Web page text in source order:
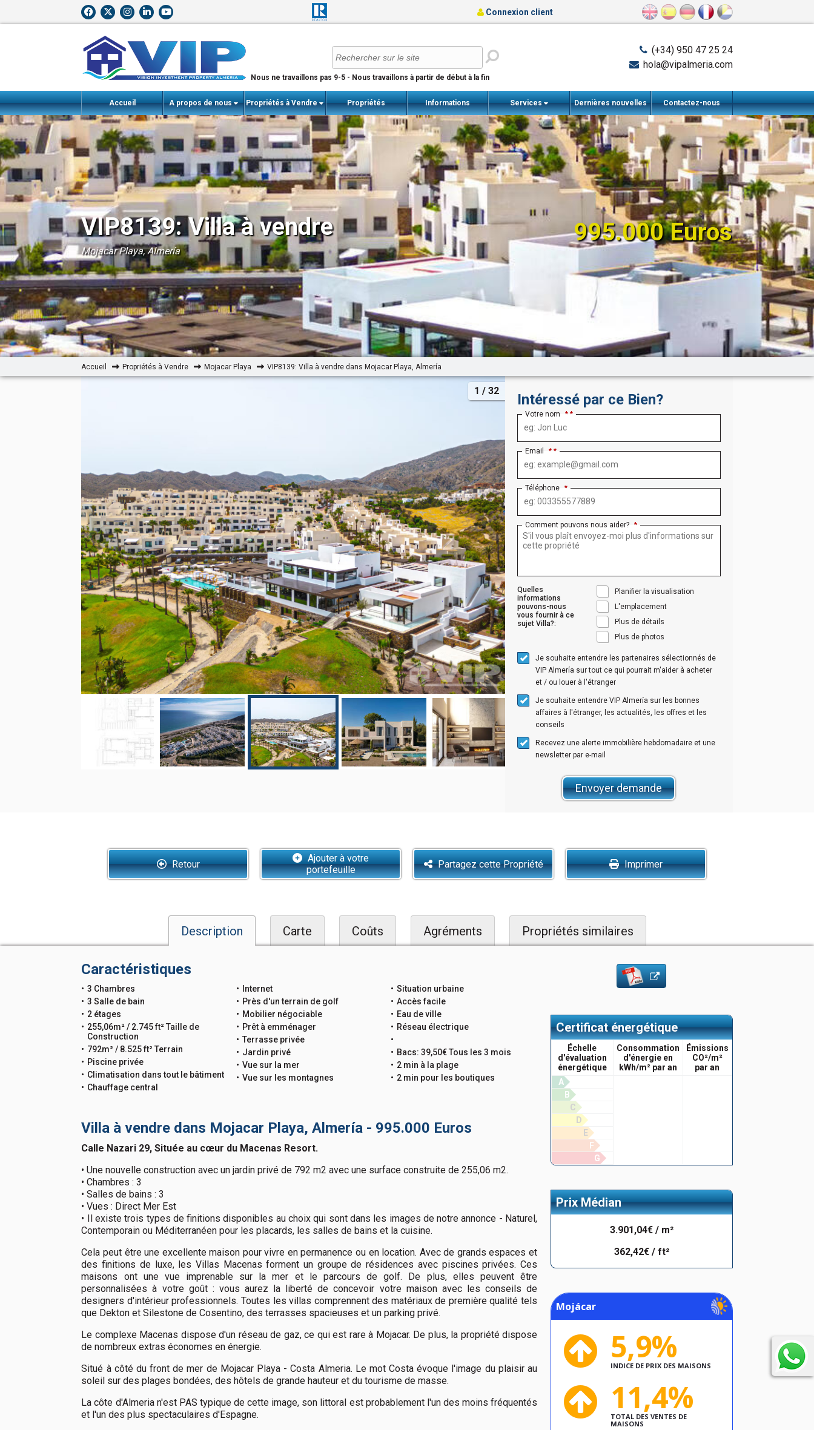
Nous ne travaillons pas 9-5 - Nous travaillons à partir de début à la fin
(+34) 950 47 25 24
hola@vipalmeria.com
Connexion client
Accueil A propos de nous Propriétés à Vendre Propriétés
récemment vendues
Informations
importantes
Services Dernières nouvelles Contactez-nous
VIP8139: Villa à vendre
Mojacar Playa, Almería
995.000 Euros
Accueil Propriétés à Vendre Mojacar Playa VIP8139: Villa à vendre dans Mojacar Playa, Almería
1 / 32
Intéressé par ce Bien?
Votre nom *
Email *
Téléphone *
Comment pouvons nous aider? *
Quelles
informations
pouvons-nous
vous fournir à ce
sujet Villa?:
Planifier la visualisation
L'emplacement
Plus de détails
Plus de photos
Je souhaite entendre les partenaires sélectionnés de
VIP Almería sur tout ce qui pourrait m'aider à acheter
et / ou louer à l'étranger
Je souhaite entendre VIP Almería sur les bonnes
affaires à l'étranger, les actualités, les offres et les
conseils
Recevez une alerte immobilière hebdomadaire et une
newsletter par e-mail
Envoyer demande
Retour
Ajouter à votre
portefeuille
Partagez cette Propriété Imprimer
Description Carte Coûts Agréments Propriétés similaires
Caractéristiques
3 Chambres
3 Salle de bain
2 étages
255,06m² / 2.745 ft² Taille de
Construction
792m² / 8.525 ft² Terrain
Piscine privée
Climatisation dans tout le bâtiment
Chauffage central
Internet
Près d'un terrain de golf
Mobilier négociable
Prêt à emménager
Terrasse privée
Jardin privé
Vue sur la mer
Vue sur les montagnes
Situation urbaine
Accès facile
Eau de ville
Réseau électrique
Bacs: 39,50€ Tous les 3 mois
2 min à la plage
2 min pour les boutiques
Villa à vendre dans Mojacar Playa, Almería - 995.000 Euros
Calle Nazari 29, Située au cœur du Macenas Resort.
• Une nouvelle construction avec un jardin privé de 792 m2 avec une surface construite de 255,06 m2.
• Chambres : 3
• Salles de bains : 3
• Vues : Direct Mer Est
• Il existe trois types de finitions disponibles au choix qui sont dans les images de notre annonce - Naturel,
Contemporain ou Méditerranéen pour les placards, les salles de bains et la cuisine.
Cela peut être une excellente maison pour vivre en permanence ou en location. Avec de grands espaces et
des finitions de luxe, les Villas Macenas forment un groupe de résidences avec piscines privées. Ces
maisons ont une vue imprenable sur la mer et le parcours de golf. De plus, elles peuvent être
personnalisées à votre goût : vous aurez la liberté de concevoir votre maison avec les conseils de
designers d'intérieur professionnels. Toutes les villas comprennent des matériaux de première qualité tels
que Dekton et Silestone de Cosentino, des terrasses spacieuses et un parking privé.
Le complexe Macenas dispose d'un réseau de gaz, ce qui est rare à Mojacar. De plus, la propriété dispose
de nombreux extras économes en énergie.
Situé à côté du front de mer de Mojacar Playa - Costa Almeria. Le mot Costa évoque l'image du plaisir au
soleil sur des plages bondées, des hôtels de grande hauteur et du tourisme de masse.
La côte d'Almeria n'est PAS typique de cette image, son littoral est probablement l'un des moins fréquentés
et l'un des plus spectaculaires d'Espagne.
Certificat énergétique
Échelle
d'évaluation
énergétique
Consommation
d'énergie en
kWh/m² par an
Émissions
CO²/m²
par an
A
B
C
D
E
F
G
Prix Médian
3.901,04€ / m²
362,42€ / ft²
Mojácar
5,9%
INDICE DE PRIX DES MAISONS
11,4%
TOTAL DES VENTES DE
MAISONS